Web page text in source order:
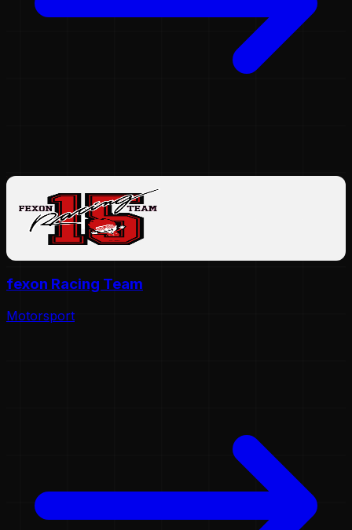
fexon Racing Team
Motorsport